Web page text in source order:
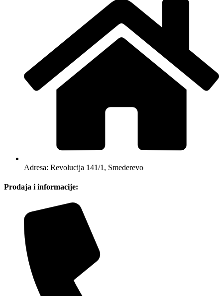
Adresa: Revolucija 141/1, Smederevo
Prodaja i informacije: